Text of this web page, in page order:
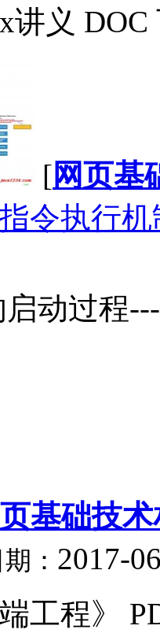
讲义 DOC
[ 网页基
令执行
启动过程
基础技
期： 2017-
工程》